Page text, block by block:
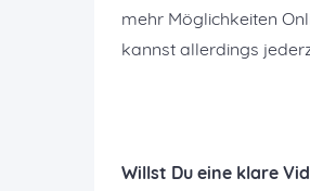
mehr Möglichkeiten
kannst allerdings
Willst Du eine klare